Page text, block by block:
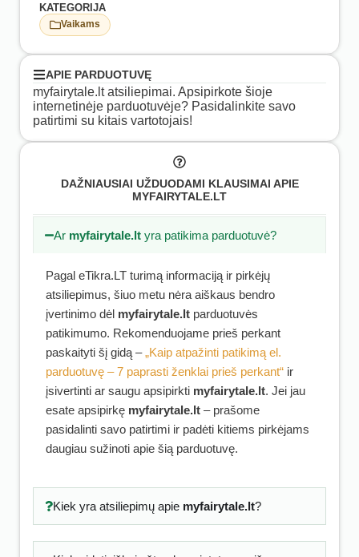
KATEGORIJA
Vaikams
APIE PARDUOTUVĘ
myfairytale.lt atsiliepimai. Apsipirkote šioje
internetinėje parduotuvėje? Pasidalinkite savo
patirtimi su kitais vartotojais!
DAŽNIAUSIAI UŽDUODAMI KLAUSIMAI APIE
MYFAIRYTALE.LT
Ar myfairytale.lt yra patikima parduotuvė?
Pagal eTikra.LT turimą informaciją ir pirkėjų
atsiliepimus, šiuo metu nėra aiškaus bendro
įvertinimo dėl myfairytale.lt parduotuvės
patikimumo. Rekomenduojame prieš perkant
paskaityti šį gidą –„Kaip atpažinti patikimą el.
parduotuvę – 7 paprasti ženklai prieš perkant“ ir
įsivertinti ar saugu apsipirkti myfairytale.lt. Jei jau
esate apsipirkę myfairytale.lt – prašome
pasidalinti savo patirtimi ir padėti kitiems pirkėjams
daugiau sužinoti apie šią parduotuvę.
Kiek yra atsiliepimų apie myfairytale.lt?